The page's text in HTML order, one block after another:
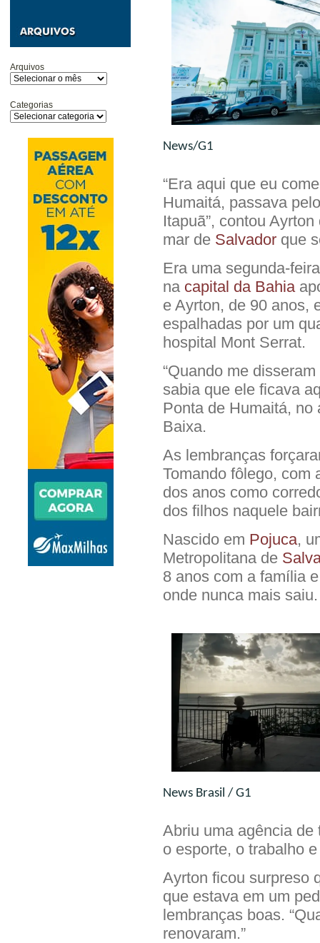
Arquivos
Categorias
News/G1
“Era aqui que eu
Humaitá, passava
Itapuã”, contou
mar de Salvador que
Era uma segunda-
na capital da Bahia
e Ayrton, de 90 anos,
espalhadas por um
hospital Mont Serrat.
“Quando me
sabia que ele ficava
Ponta de Humaitá, no
Baixa.
As lembranças
Tomando fôlego, com
dos anos como
dos filhos naquele
Nascido em Pojuca,
Metropolitana de
8 anos com a família
onde nunca mais
News Brasil / G1
Abriu uma agência de
o esporte, o trabalho
Ayrton ficou surpreso
que estava em um
lembranças boas.
renovaram.”